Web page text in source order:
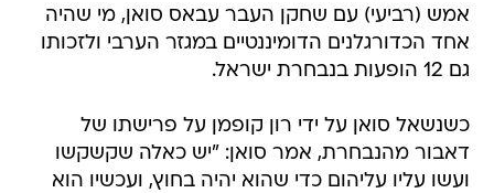
אמש (רביעי) עם שחקן העבר עבאס סואן, מי שהיה
אחד הכדורגלנים הדומיננטיים במגזר הערבי ולזכותו
גם 12 הופעות בנבחרת ישראל.
כשנשאל סואן על ידי רון קופמן על פרישתו של
דאבור מהנבחרת, אמר סואן: "יש כאלה שקשקשו
ועשו עליו עליהום כדי שהוא יהיה בחוץ, ועכשיו הוא